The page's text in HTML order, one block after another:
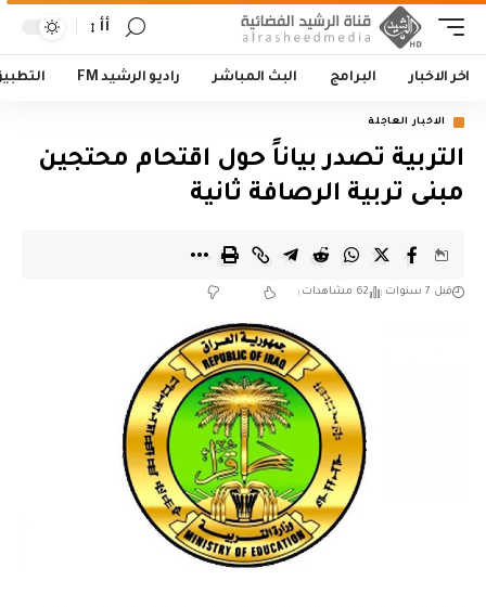
أأ
اخر الاخبار البرامج البث المباشر راديو الرشيد FM
الاخبار العاجلة
التربية تصدر بياناً حول اقتحام محتجين
مبنى تربية الرصافة ثانية
قبل 7 سنوات 62 مشاهدات